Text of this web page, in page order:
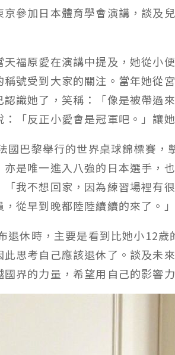
京參加日本體育學會演講，談及
福原愛在演講中提及，她從小
號受到大家的關注。當年她從
識她了，笑稱：「像是被帶過
「反正小愛會是冠軍吧。」讓
國巴黎舉行的世界桌球錦標賽，
是唯一進入八強的日本選手，
我不想回家，因為練習場裡有
從早到晚都陸陸續續的來了。」
退休時，主要是看到比她小12歲
思考自己應該退休了。談及未
界的力量，希望用自己的影響